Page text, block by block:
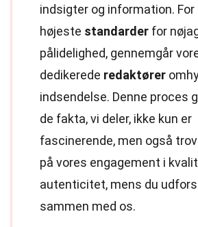
indsigter og information. For
højeste standarder for
pålidelighed, gennemgår
dedikerede redaktører
indsendelse. Denne proces
de fakta, vi deler, ikke kun er
fascinerende, men også
på vores engagement i
autenticitet, mens du
sammen med os.